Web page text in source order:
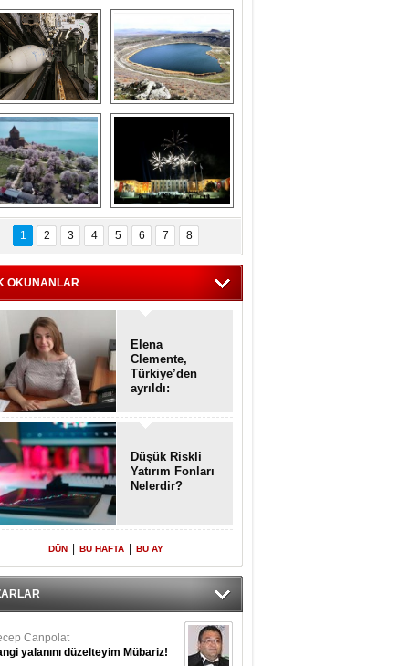
Askeri gemi
terk
gemilerin
etkileyici
görüntüleri
Kapadokya'nın
ilkbaharda bir başka
güzel
kalan
Akdamar Adası
çiçekleri ile
bir güzellik
Haftanın
fotoğrafları
1 2 3 4 5 6 7 8
OKUNANLAR
Elena
Clemente,
Türkiye’den
ayrıldı:
Enkaz!
Düşük Riskli
Yatırım Fonları
Nelerdir?
DÜN BU HAFTA BU AY
Canpolat
yalanını düzelteyim Mübariz!
Ulusoy
Siyaset ve Cemiyet…
Avcı
aranıyor devlet!